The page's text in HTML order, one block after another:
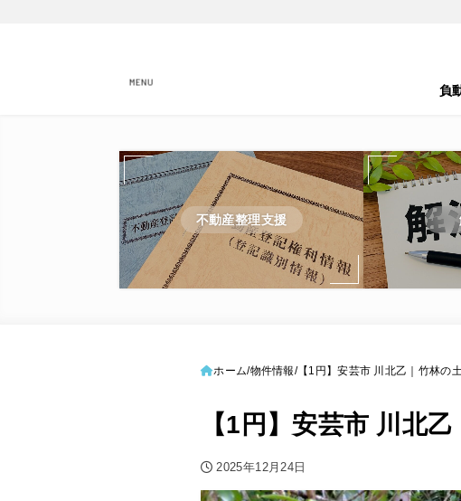
負
MENU
不動産整理支援
ホーム 物件情報 【1円】安芸市 川北乙｜竹林の
【1円】安芸市 川北
2025年12月24日